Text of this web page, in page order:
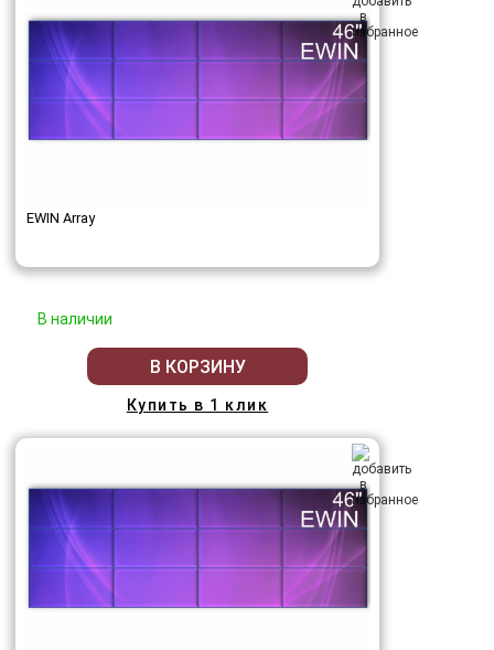
EWIN Array
В наличии
В КОРЗИНУ
Купить в 1 клик